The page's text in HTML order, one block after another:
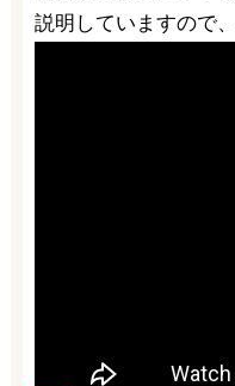
説明していますので